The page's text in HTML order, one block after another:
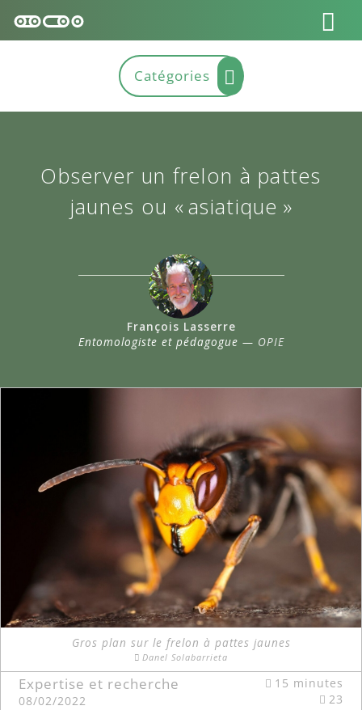
Observer un frelon à pattes
jaunes ou « asiatique »
François Lasserre
Entomologiste et pédagogue — OPIE
Gros plan sur le frelon à pattes jaunes
Danel Solabarrieta
Expertise et recherche
08/02/2022
15 minutes
23